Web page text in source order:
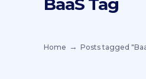
BaaS Tag
Home Posts tagged